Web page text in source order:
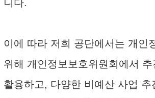
니다.
이에 따라 저희 공단에서는 개인
위해 개인정보보호위원회에서
활용하고, 다양한 비예산 사업 추